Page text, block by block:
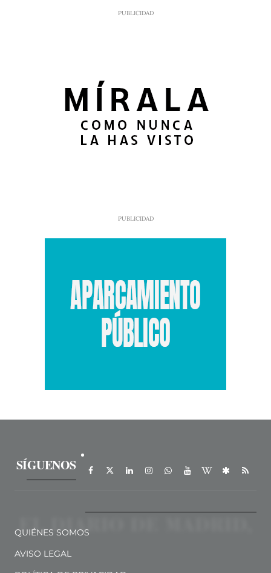
SÍGUENOS
QUIÉNES SOMOS
AVISO LEGAL